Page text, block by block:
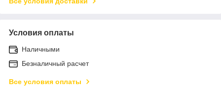
Условия оплаты
Наличными
Безналичный расчет
Все условия оплаты